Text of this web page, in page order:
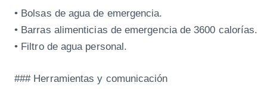
• Bolsas de agua de emergencia.
• Barras alimenticias de emergencia de 3600 calorías.
• Filtro de agua personal.
### Herramientas y comunicación